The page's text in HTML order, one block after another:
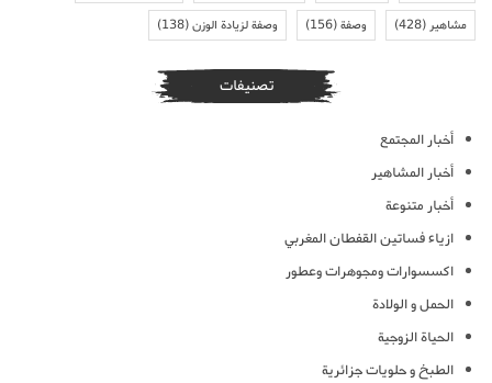
مشاهير(428) وصفة(156) وصفة لزيادة الوزن(138)
تصنيفات
أخبار المجتمع
أخبار المشاهير
أخبار متنوعة
ازياء فساتين القفطان المغربي
اكسسوارات ومجوهرات وعطور
الحمل و الولادة
الحياة الزوجية
الطبخ و حلويات جزائرية